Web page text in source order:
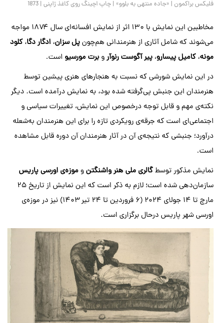
فلیکس براکمون | «جاده منتهی به بلوو» | چاپ اچینگ روی کاغذ ژاپنی | 1873
مخاطبین این نمایش با ۱۳۰ اثر از نمایش افسانه‌ای سال ۱۸۷۴ مواجه
می‌شوند که شامل آثاری از هنرمندانی هم‌چونپل سزان، ادگار دگا،کلود
مونه،کامیل پیسارو، پیر آگوست رنوآرو برت مورسیو است.
در این نمایش شورشی که نسبت به هنجارهای هنری پیشین توسط
هنرمندان این جنبش پی‌گرفته شده‌ بود، به نمایش‌ درآمده است. دیگر
نکته‌‌ی مهم و قابل توجه درخصوص این نمایش، تغییرات سیاسی و
اجتماعی‌ای است که جرقه‌ی رویکردی تازه را برای این هنرمندان به‌شعله
درآورد؛ جنبشی که نتیجه‌ی آن در آثار هنرمندان آن دوره قابل مشاهده
است.
نمایش مذکور توسطگالری ملی هنر واشنگتنو موزه‌ی اورسی پاریس
سازمان‌دهی شده است؛ لازم به ذکر است که این نمایش از تاریخ ۲۵
مارچ تا ۱۴ جولای ۲۰۲۴ (۶ فروردین تا ۲۴ تیر ۱۴۰۳) نیز در موزه‌ی
اورسی شهر پاریس درحال برگزاری است.